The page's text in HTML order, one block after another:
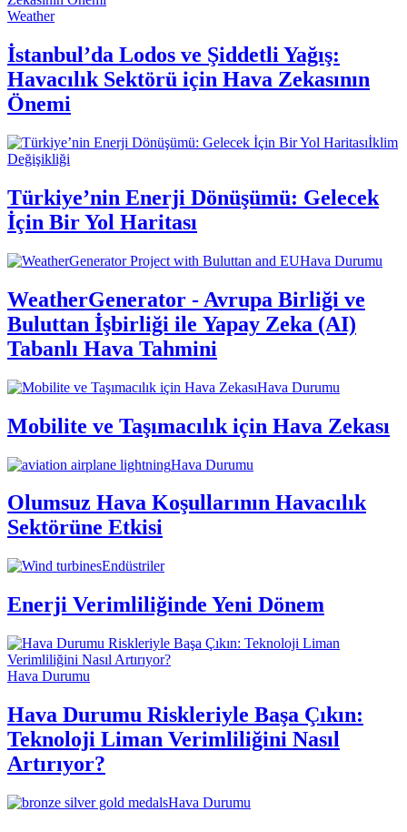
Weather
İstanbul’da Lodos ve Şiddetli Yağış:
Havacılık Sektörü için Hava Zekasının
Önemi
İklim
Değişikliği
Türkiye’nin Enerji Dönüşümü: Gelecek
İçin Bir Yol Haritası
Hava Durumu
WeatherGenerator - Avrupa Birliği ve
Buluttan İşbirliği ile Yapay Zeka (AI)
Tabanlı Hava Tahmini
Hava Durumu
Mobilite ve Taşımacılık için Hava Zekası
Hava Durumu
Olumsuz Hava Koşullarının Havacılık
Sektörüne Etkisi
Endüstriler
Enerji Verimliliğinde Yeni Dönem
Hava Durumu
Hava Durumu Riskleriyle Başa Çıkın:
Teknoloji Liman Verimliliğini Nasıl
Artırıyor?
Hava Durumu